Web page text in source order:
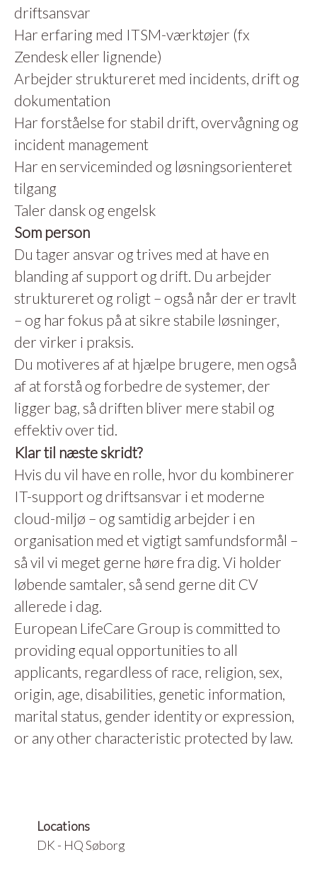
driftsansvar
Har erfaring med ITSM-værktøjer (fx
Zendesk eller lignende)
Arbejder struktureret med incidents, drift og
dokumentation
Har forståelse for stabil drift, overvågning og
incident management
Har en serviceminded og løsningsorienteret
tilgang
Taler dansk og engelsk
Som person
Du tager ansvar og trives med at have en
blanding af support og drift. Du arbejder
struktureret og roligt – også når der er travlt
– og har fokus på at sikre stabile løsninger,
der virker i praksis.
Du motiveres af at hjælpe brugere, men også
af at forstå og forbedre de systemer, der
ligger bag, så driften bliver mere stabil og
effektiv over tid.
Klar til næste skridt?
Hvis du vil have en rolle, hvor du kombinerer
IT-support og driftsansvar i et moderne
cloud-miljø – og samtidig arbejder i en
organisation med et vigtigt samfundsformål –
så vil vi meget gerne høre fra dig. Vi holder
løbende samtaler, så send gerne dit CV
allerede i dag.
European LifeCare Group is committed to
providing equal opportunities to all
applicants, regardless of race, religion, sex,
origin, age, disabilities, genetic information,
marital status, gender identity or expression,
or any other characteristic protected by law.
Locations
DK - HQ Søborg